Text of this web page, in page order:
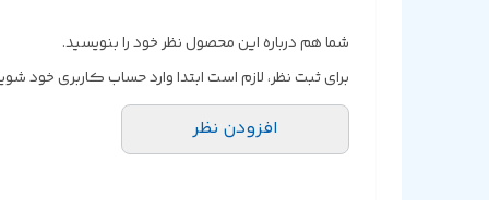
شما هم درباره این محصول نظر خود را بنویسید.
برای ثبت نظر، لازم است ابتدا وارد حساب کاربری خود
افزودن نظر